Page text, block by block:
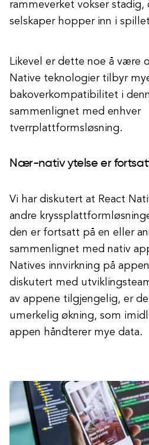
rammeverket vokser stadig,
selskaper hopper inn i
Likevel er dette noe å være
Native teknologier tilbyr
bakoverkompatibilitet i
sammenlignet med enhver
tverrplattformsløsning.
Nær-nativ ytelse er
Vi har diskutert at React
andre
den er fortsatt på en eller
sammenlignet med nativ
Natives innvirkning på
diskutert med
av appene tilgjengelig, er
umerkelig økning, som
appen håndterer mye data.